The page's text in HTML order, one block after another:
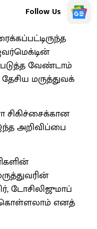
Follow Us
வேண்டாம்
மருத்துவக்
அறிவிப்பை
டோசிலிஜுமாப்
எனத்